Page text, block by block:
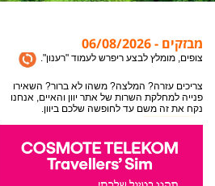
מבזקים - 06/08/2026
צריכים עזרה? המלצה? משהו לא ברור? השאירו
נקח את זה משם עד לחופשה שלכם ביוון.
אתר יוון והאיים מתעדכן במידע חדש כל הזמן, לקבלת
המידע העדכני ביותר לעמוד בו אתם נמצאים או
צופים, מומלץ לבצע ריפרש לעמוד "רענון".